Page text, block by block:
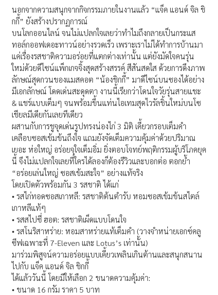
นอกจากความสนุกจากกิจกรรมภายในงานแล้ว “แจ็ค แอนด์ จิล ชิ
กกี้” ยังสร้างปรากฏการณ์
บนโลกออนไลน์ จนไม่แปลกใจเลยว่าทำไมถึงกลายเป็นกระแส
ทอล์กออฟเดอะทาวน์อย่างรวดเร็ว เพราะเราไม่ได้ทำการบ้านมา
แค่เรื่องรสชาติความอร่อยที่แตกต่างเท่านั้น แต่ยังมัดใจคนรุ่น
ใหม่ด้วยดีไซน์แพ็กเกจจิ้งสุดสร้างสรรค์ สีสันสดใส ด้วยการดึงภาพ
ลักษณ์สุดกวนของแมสคอต “น้องชิกกี้” มาดีไซน์บนซองได้อย่าง
มีเอกลักษณ์ โดดเด่นสะดุดตา งานนี้เรียกว่าโดนใจวัยรุ่นสายแชะ
& แชร์แบบเต็มๆ จนพร้อมขึ้นแท่นไอเทมสุดไวรัลชิ้นใหม่บนโซ
เชียลมีเดียกันเลยทีเดียว
ผสานกับการชูจุดเด่นรูปทรงน่องไก่ 3 มิติ เคี้ยวกรอบเต็มคำ
เคลือบซอสเข้มข้นถึงใจ แถมยังจัดเต็มความคุ้มค่าด้วยปริมาณ
เยอะ ห่อใหญ่ อร่อยจุใจเต็มอิ่ม ยิ่งตอบโจทย์พฤติกรรมผู้บริโภคยุค
นี้ จึงไม่แปลกใจเลยที่ใครได้ลองก็ต้องรีวิวและบอกต่อ ตอกย้ำ
“อร่อยเล่นใหญ่ ซอสเข้มสะใจ” อย่างแท้จริง
โดยเปิดตัวพร้อมกัน 3 รสชาติ ได้แก่
• รสไก่ทอดซอสเกาหลี: รสชาติต้นตำรับ หอมซอสเข้มข้นสไตล์
เกาหลีแท้ๆ
• รสสไปซี่ ฮอต: รสชาติเผ็ดแบบโดนใจ
• รสโนริสาหร่าย: หอมสาหร่ายแท้เต็มคำ (วางจำหน่ายเอกซ์คลู
ซีฟเฉพาะที่ 7-Eleven และ Lotus’s เท่านั้น)
มาร่วมพิสูจน์ความอร่อยแบบเคี้ยวเพลินเกินต้านและสนุกสนาน
ไปกับ แจ็ค แอนด์ จิล ชิกกี้
ได้แล้ววันนี้ โดยมีให้เลือก 2 ขนาดความคุ้มค่า:
• ขนาด 16 กรัม ราคา 5 บาท